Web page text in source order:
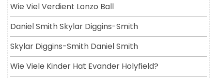
Wie Viel Verdient Lonzo Ball
Daniel Smith Skylar Diggins-Smith
Skylar Diggins-Smith Daniel Smith
Wie Viele Kinder Hat Evander Holyfield?